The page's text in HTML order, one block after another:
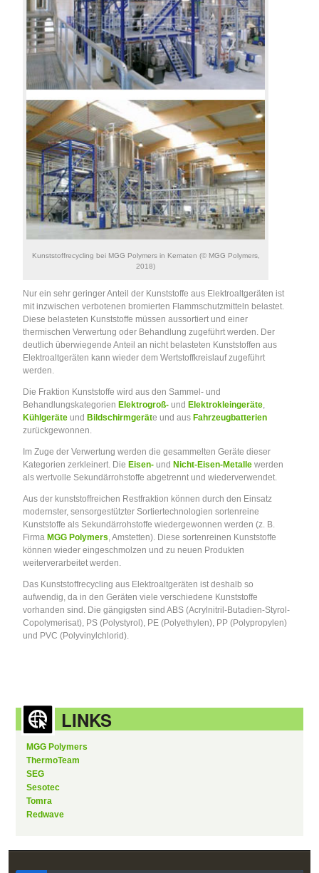
Kunststoffrecycling bei MGG Polymers in Kematen (© MGG Polymers,
2018)
Nur ein sehr geringer Anteil der Kunststoffe aus Elektroaltgeräten ist
mit inzwischen verbotenen bromierten Flammschutzmitteln belastet.
Diese belasteten Kunststoffe müssen aussortiert und einer
thermischen Verwertung oder Behandlung zugeführt werden. Der
deutlich überwiegende Anteil an nicht belasteten Kunststoffen aus
Elektroaltgeräten kann wieder dem Wertstoffkreislauf zugeführt
werden.
Die Fraktion Kunststoffe wird aus den Sammel- und
BehandlungskategorienElektrogroß- undElektrokleingeräte
Kühlgeräte undBildschirmgeräte und ausFahrzeugbatterien
zurückgewonnen.
Im Zuge der Verwertung werden die gesammelten Geräte dieser
Kategorien zerkleinert. DieEisen- undNicht-Eisen-Metalle werden
als wertvolle Sekundärrohstoffe abgetrennt und wiederverwendet.
Aus der kunststoffreichen Restfraktion können durch den Einsatz
modernster, sensorgestützter Sortiertechnologien sortenreine
Kunststoffe als Sekundärrohstoffe wiedergewonnen werden (z. B.
FirmaMGG Polymers , Amstetten). Diese sortenreinen Kunststoffe
können wieder eingeschmolzen und zu neuen Produkten
weiterverarbeitet werden.
Das Kunststoffrecycling aus Elektroaltgeräten ist deshalb so
aufwendig, da in den Geräten viele verschiedene Kunststoffe
vorhanden sind. Die gängigsten sind ABS (Acrylnitril-Butadien-Styrol-
Copolymerisat), PS (Polystyrol), PE (Polyethylen), PP (Polypropylen)
und PVC (Polyvinylchlorid).
LINKS
MGG Polymers
ThermoTeam
SEG
Sesotec
Tomra
Redwave